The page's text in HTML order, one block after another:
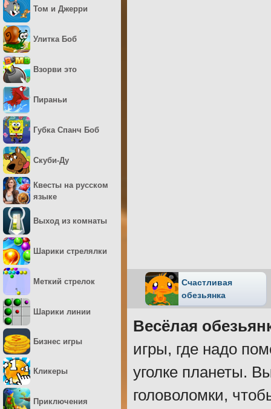
Счастливая
обезьянка
Весёлая
игры, где надо
уголке планеты.
головоломки,
Том и Джерри
Улитка Боб
Взорви это
Пираньи
Губка Спанч Боб
Скуби-Ду
Квесты на русском
языке
Выход из комнаты
Шарики стрелялки
Меткий стрелок
Шарики линии
Бизнес игры
Кликеры
Приключения